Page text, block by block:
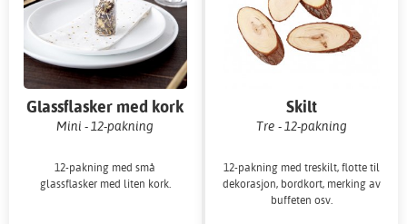
Glassflasker med kork
Mini - 12-pakning
12-pakning med små
glassflasker med liten kork.
Skilt
Tre - 12-pakning
12-pakning med treskilt, flotte til
dekorasjon, bordkort, merking av
buffeten osv.